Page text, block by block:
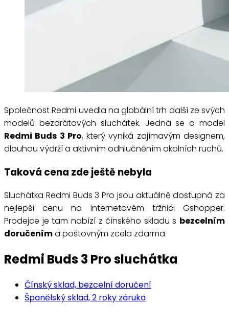
Společnost Redmi uvedla na globální trh další ze svých
modelů bezdrátových sluchátek. Jedná se o model
Redmi Buds 3 Pro, který vyniká zajímavým designem,
dlouhou výdrží a aktivním odhlučněním okolních ruchů.
Taková cena zde ještě nebyla
Sluchátka Redmi Buds 3 Pro jsou aktuálně dostupná za
nejlepší cenu na internetovém tržnici Gshopper.
Prodejce je tam nabízí z čínského skladu s bezcelním
doručeníma poštovným zcela zdarma.
Redmi Buds 3 Pro sluchátka
Čínský sklad, bezcelní doručení
Španělský sklad, 2 roky záruka